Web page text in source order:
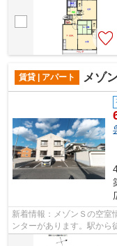
賃貸 | アパート メゾ
新着情報：メゾンＳの空室
ンターがあります。駅から
です。呉市にある呉線新広